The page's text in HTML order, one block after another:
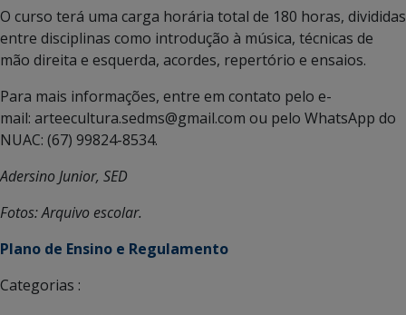
O curso terá uma carga horária total de 180 horas, divididas
entre disciplinas como introdução à música, técnicas de
mão direita e esquerda, acordes, repertório e ensaios.
Para mais informações, entre em contato pelo e-
mail: arteecultura.sedms@gmail.com ou pelo WhatsApp do
NUAC: (67) 99824-8534.
Adersino Junior, SED
Fotos: Arquivo escolar.
Plano de Ensino e Regulamento
Categorias :